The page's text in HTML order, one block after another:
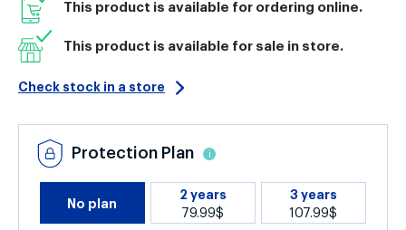
This product is available for ordering online.
This product is available for sale in store.
Check stock in a store
Protection Plan i
No plan
2 years
79.99$
3 years
107.99$